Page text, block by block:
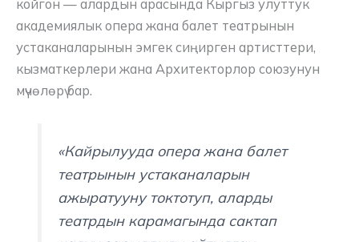
койгон — алардын арасында Кыргыз улуттук
академиялык опера жана балет театрынын
устаканаларынын эмгек сиңирген артисттери,
кызматкерлери жана Архитекторлор союзунун
мүчөлөрү бар.
«Кайрылууда опера жана балет
театрынын устаканаларын
ажыратууну токтотуп, аларды
театрдын карамагында сактап